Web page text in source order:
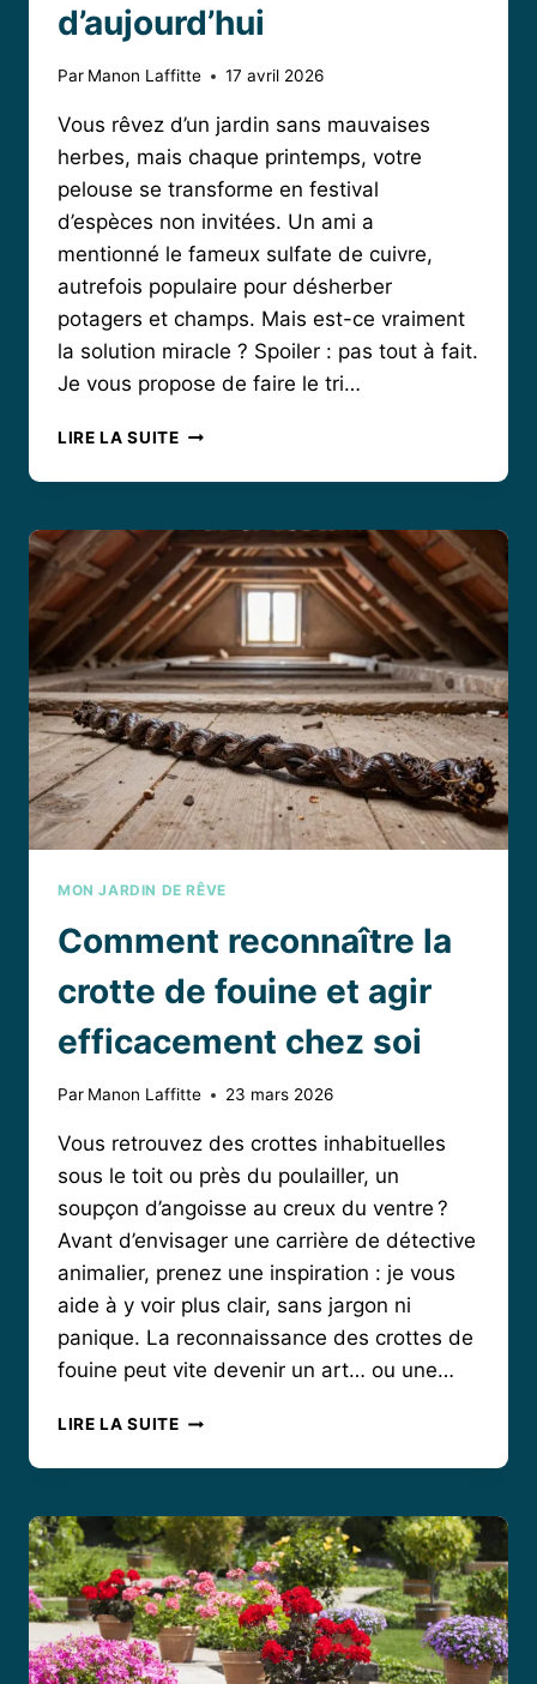
d’aujourd’hui
Par Manon Laffitte 17 avril 2026
Vous rêvez d’un jardin sans mauvaises
herbes, mais chaque printemps, votre
pelouse se transforme en festival
d’espèces non invitées. Un ami a
mentionné le fameux sulfate de cuivre,
autrefois populaire pour désherber
potagers et champs. Mais est-ce vraiment
la solution miracle ? Spoiler : pas tout à fait.
Je vous propose de faire le tri…
LIRE LA SUITEDÉSHERBANT
DE
:
ENTRE
USAGES
D’HIER
ET
PRÉCAUTIONS
D’AUJOURD’HUI
MON JARDIN DE RÊVE
Comment reconnaître la
crotte de fouine et agir
efficacement chez soi
Par Manon Laffitte 23 mars 2026
Vous retrouvez des crottes inhabituelles
sous le toit ou près du poulailler, un
soupçon d’angoisse au creux du ventre ?
Avant d’envisager une carrière de détective
animalier, prenez une inspiration : je vous
aide à y voir plus clair, sans jargon ni
panique. La reconnaissance des crottes de
fouine peut vite devenir un art… ou une…
LIRE LA SUITECOMMENT
LA
DE
FOUINE
ET
AGIR
EFFICACEMENT
CHEZ
SOI